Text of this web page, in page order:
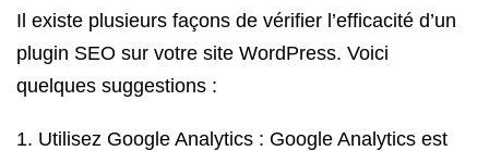
Il existe plusieurs façons de vérifier l’efficacité d’un
plugin SEO sur votre site WordPress. Voici
quelques suggestions :
Utilisez Google Analytics : Google Analytics est